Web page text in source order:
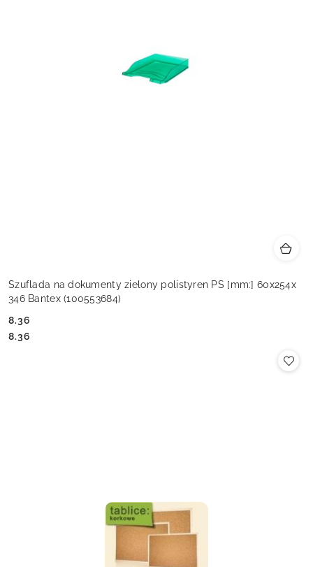
Szuflada na dokumenty zielony polistyren PS [mm:] 60x254x
346 Bantex (100553684)
Cena:
8.36
Cena:
8.36